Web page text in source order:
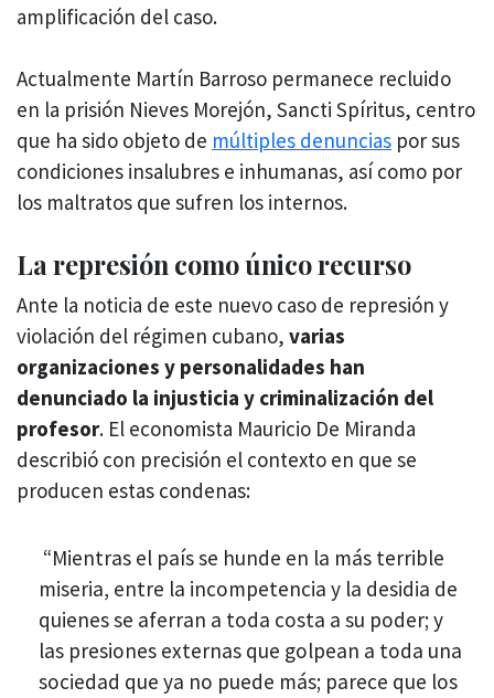
amplificación del caso.
Actualmente Martín Barroso permanece recluido
en la prisión Nieves Morejón, Sancti Spíritus, centro
que ha sido objeto de múltiples denuncias por sus
condiciones insalubres e inhumanas, así como por
los maltratos que sufren los internos.
La represión como único recurso
Ante la noticia de este nuevo caso de represión y
violación del régimen cubano, varias
organizaciones y personalidades han
denunciado la injusticia y criminalización del
profesor. El economista Mauricio De Miranda
describió con precisión el contexto en que se
producen estas condenas:
“Mientras el país se hunde en la más terrible
miseria, entre la incompetencia y la desidia de
quienes se aferran a toda costa a su poder; y
las presiones externas que golpean a toda una
sociedad que ya no puede más; parece que los